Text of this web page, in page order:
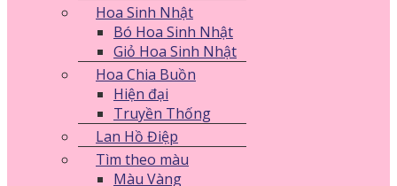
Hoa Sinh Nhật
Bó Hoa Sinh Nhật
Giỏ Hoa Sinh Nhật
Hoa Chia Buồn
Hiện đại
Truyền Thống
Lan Hồ Điệp
Tìm theo màu
Màu Vàng